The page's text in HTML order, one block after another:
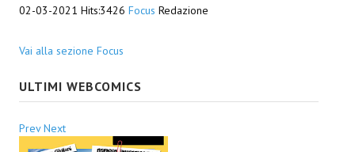
02-03-2021 Hits:3426 Focus Redazione
Vai alla sezione Focus
ULTIMI WEBCOMICS
Prev Next